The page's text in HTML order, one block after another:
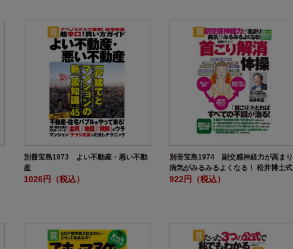
別冊宝島1973 よい不動産・悪い不動
産
1026円（税込）
別冊宝島1974 副交感神経力が高まり
病気がみるみるよくなる！ 松井博士式
「首こり解消」体操
922円（税込）